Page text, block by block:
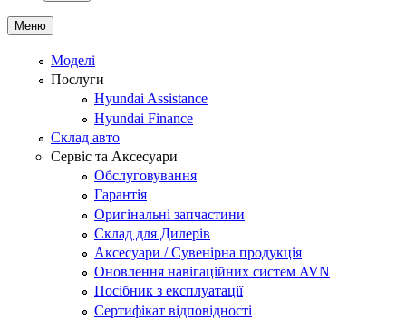
Меню
Моделі
Послуги
Hyundai Assistance
Hyundai Finance
Склад авто
Сервіс та Аксесуари
Обслуговування
Гарантія
Оригінальні запчастини
Склад для Дилерів
Аксесуари / Сувенірна продукція
Оновлення навігаційних систем AVN
Посібник з експлуатації
Сертифікат відповідності